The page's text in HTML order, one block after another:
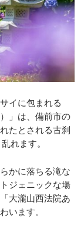
イに包まれる
」は、備前市の
たとされる古刹
れます。
かに落ちる滝な
ジェニックな場
大瀧山西法院あ
います。